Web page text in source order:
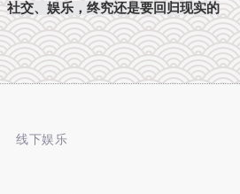
社交、娱乐，终究还是要回归现实的
线下娱乐